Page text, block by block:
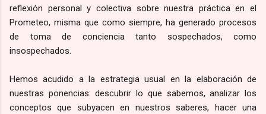
reflexión personal y colectiva sobre nuestra práctica en el
Prometeo, misma que como siempre, ha generado procesos
de toma de conciencia tanto sospechados, como
insospechados.
Hemos acudido a la estrategia usual en la elaboración de
nuestras ponencias: descubrir lo que sabemos, analizar los
conceptos que subyacen en nuestros saberes, hacer una